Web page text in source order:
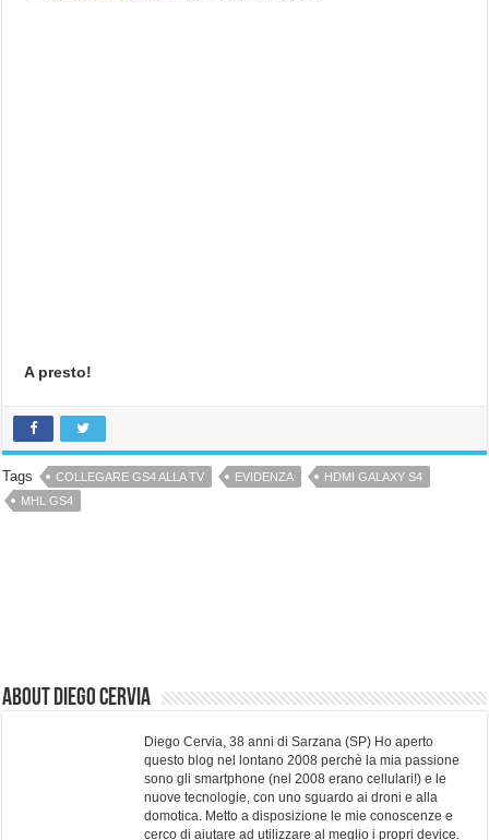
A presto!
Tags COLLEGARE GS4 ALLA TV EVIDENZA
HDMI GALAXY S4
MHL GS4
About Diego Cervia
Diego Cervia, 38 anni di Sarzana (SP) Ho aperto
questo blog nel lontano 2008 perchè la mia passione
sono gli smartphone (nel 2008 erano cellulari!) e le
nuove tecnologie, con uno sguardo ai droni e alla
domotica. Metto a disposizione le mie conoscenze e
cerco di aiutare ad utilizzare al meglio i propri device.